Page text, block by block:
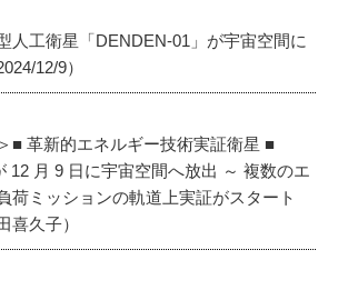
人工衛星「DENDEN-01」が宇宙空間に
12/9）
■ 革新的エネルギー技術実証衛星 ■
12 月 9 日に宇宙空間へ放出 ～ 複数のエ
荷ミッションの軌道上実証がスタート
喜久子）